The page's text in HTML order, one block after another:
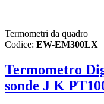
Termometri da quadro
Codice: EW-EM300LX
Termometro
sonde J K